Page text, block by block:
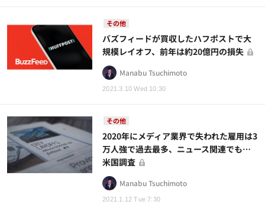
その他
2021.3.10 Wed 10:30
バズフィードが買収したハフポストで大
規模レイオフ、前年は約20億円の損失
Manabu Tsuchimoto
その他
2021.1.12 Tue 7:30
2020年にメディア業界で失われた雇用は3
万人強で過去最多、ニュース関連でも…
米国調査
Manabu Tsuchimoto